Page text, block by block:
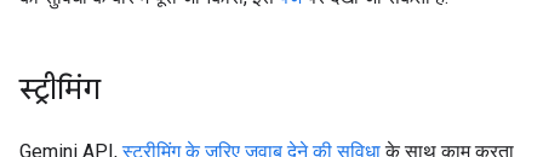
स्ट्रीमिंग
Gemini API,स्ट्रीमिंग के ज़रिए जवाब देने की सुविधाके साथ काम करता